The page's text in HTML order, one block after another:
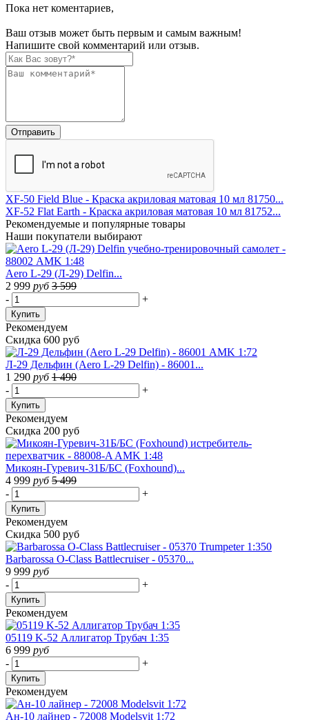
Пока нет коментариев,
Ваш отзыв может быть первым и самым важным!
Напишите свой комментарий или отзыв.
XF-50 Field Blue - Краска акриловая матовая 10 мл 81750...
XF-52 Flat Earth - Краска акриловая матовая 10 мл 81752...
Рекомендуемые и популярные товары
Наши покупатели выбирают
Aero L-29 (Л-29) Delfin...
2 999 руб 3 599
-
+
Купить
Рекомендуем
Скидка 600 руб
Л-29 Дельфин (Aero L-29 Delfin) - 86001...
1 290 руб 1 490
-
+
Купить
Рекомендуем
Скидка 200 руб
Микоян-Гуревич-31Б/БС (Foxhound)...
4 999 руб 5 499
-
+
Купить
Рекомендуем
Скидка 500 руб
Barbarossa O-Class Battlecruiser - 05370...
9 999 руб
-
+
Купить
Рекомендуем
05119 K-52 Аллигатор Трубач 1:35
6 999 руб
-
+
Купить
Рекомендуем
Ан-10 лайнер - 72008 Modelsvit 1:72